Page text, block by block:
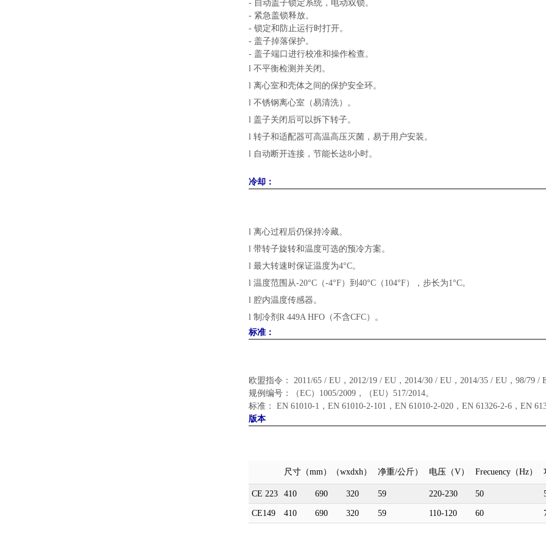
- 自动盖子锁定系统，电动双锁。
- 紧急盖锁释放。
- 锁定和防止运行时打开。
- 盖子掉落保护。
- 盖子端口进行校准和操作检查。
l 不平衡检测并关闭。
l 离心室和壳体之间的保护安全环。
l 不锈钢离心室（易清洗）。
l 盖子关闭后可以拆下转子。
l 转子和适配器可高温高压灭菌，易于用户安装。
l 自动断开连接，节能长达8小时。
冷却：
l 离心过程后仍保持冷藏。
l 带转子旋转和温度可选的预冷方案。
l 最大转速时保证温度为4°C。
l 温度范围从-20°C （-4°F）到 40°C （ 104°F），步长为1°C。
l 腔内温度传感器。
l 制冷剂 R 449A HFO （不含CFC）。
标准：
欧盟指令： 2011/65 / EU ， 2012/19 / EU ， 2014/30 / EU ， 2014/35 / EU ， 98/79 /
规例编号：（EC） 1005/2009 ，（EU） 517/2014。
标准：
EN 61010-1 ， EN 61010-2-101 ， EN 61010-2-020 ， EN 61326-2-6 ， EN
版本
尺寸（mm）（wxdxh） 净重/公斤） 电压（V） Frecuency （Hz）
CE 223 410 690 320 59 220-230 50
CE149 410 690 320 59 110-120 60